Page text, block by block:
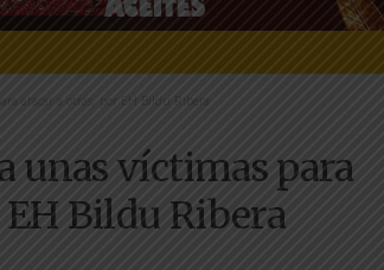
atacar a otras, por EH Bildu Ribera
unas víctimas para
Bildu Ribera